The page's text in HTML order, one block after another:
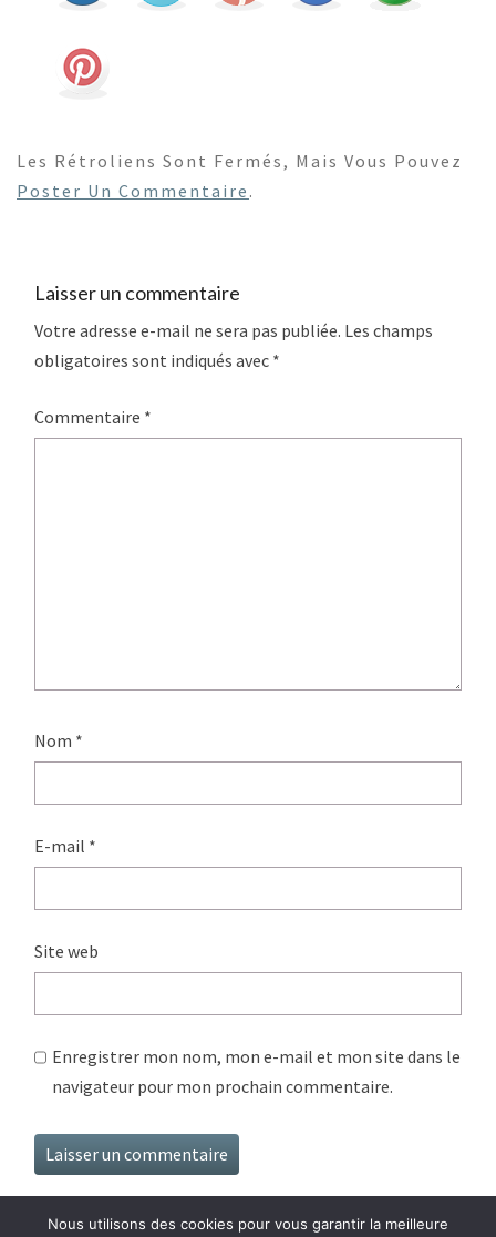
Les Rétroliens Sont Fermés, Mais Vous Pouvez
Poster Un Commentaire .
Laisser un commentaire
Votre adresse e-mail ne sera pas publiée. Les champs
obligatoires sont indiqués avec *
Commentaire *
Nom *
E-mail *
Site web
Enregistrer mon nom, mon e-mail et mon site dans le
navigateur pour mon prochain commentaire.
Nous utilisons des cookies pour vous garantir la meilleure